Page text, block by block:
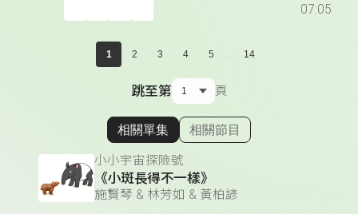
07:05
1 2 3 4 5 ... 14
跳至第 頁
顯示相關單集
相關單集 相關節目
小小宇宙探險號
《小斑長得不一樣》
施賢琴 & 林芳如 & 黃柏諺